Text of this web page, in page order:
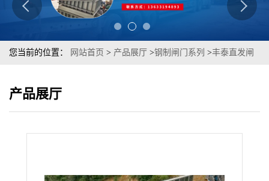
您当前的位置： 网站首页 > 产品展厅 >钢制闸门系列 >丰泰直发闸
产品展厅